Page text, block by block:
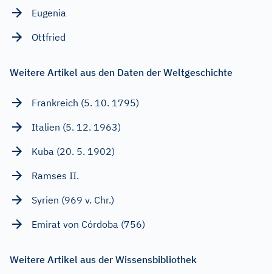
Eugenia
Ottfried
Weitere Artikel aus den Daten der Weltgeschichte
Frankreich (5. 10. 1795)
Italien (5. 12. 1963)
Kuba (20. 5. 1902)
Ramses II.
Syrien (969 v. Chr.)
Emirat von Córdoba (756)
Weitere Artikel aus der Wissensbibliothek